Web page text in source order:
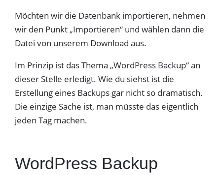
Möchten wir die Datenbank importieren, nehmen
wir den Punkt „Importieren“ und wählen dann die
Datei von unserem Download aus.
Im Prinzip ist das Thema „WordPress Backup“ an
dieser Stelle erledigt. Wie du siehst ist die
Erstellung eines Backups gar nicht so dramatisch.
Die einzige Sache ist, man müsste das eigentlich
jeden Tag machen.
WordPress Backup